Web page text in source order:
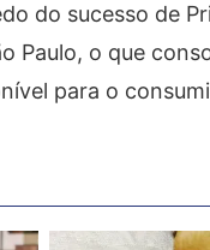
do sucesso de
Paulo, o que
para o